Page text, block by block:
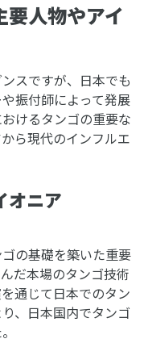
要人物やアイ
スですが、日本でも
振付師によって発展
けるタンゴの重要な
ら現代のインフルエ
オニア
の基礎を築いた重要
だ本場のタンゴ技術
通じて日本でのタン
、日本国内でタンゴ